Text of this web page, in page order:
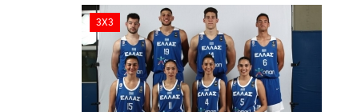
3X3